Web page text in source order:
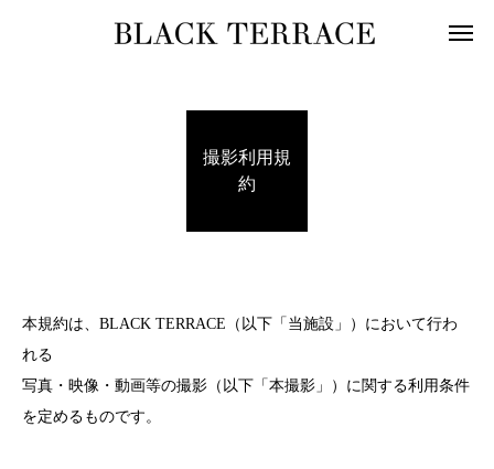
撮影利用規
約
本規約は、BLACK TERRACE（以下「当施設」）において行わ
れる
写真・映像・動画等の撮影（以下「本撮影」）に関する利用条件
を定めるものです。